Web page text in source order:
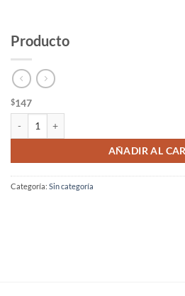
Producto
$147
AÑADIR AL
Categoría: Sin categoría